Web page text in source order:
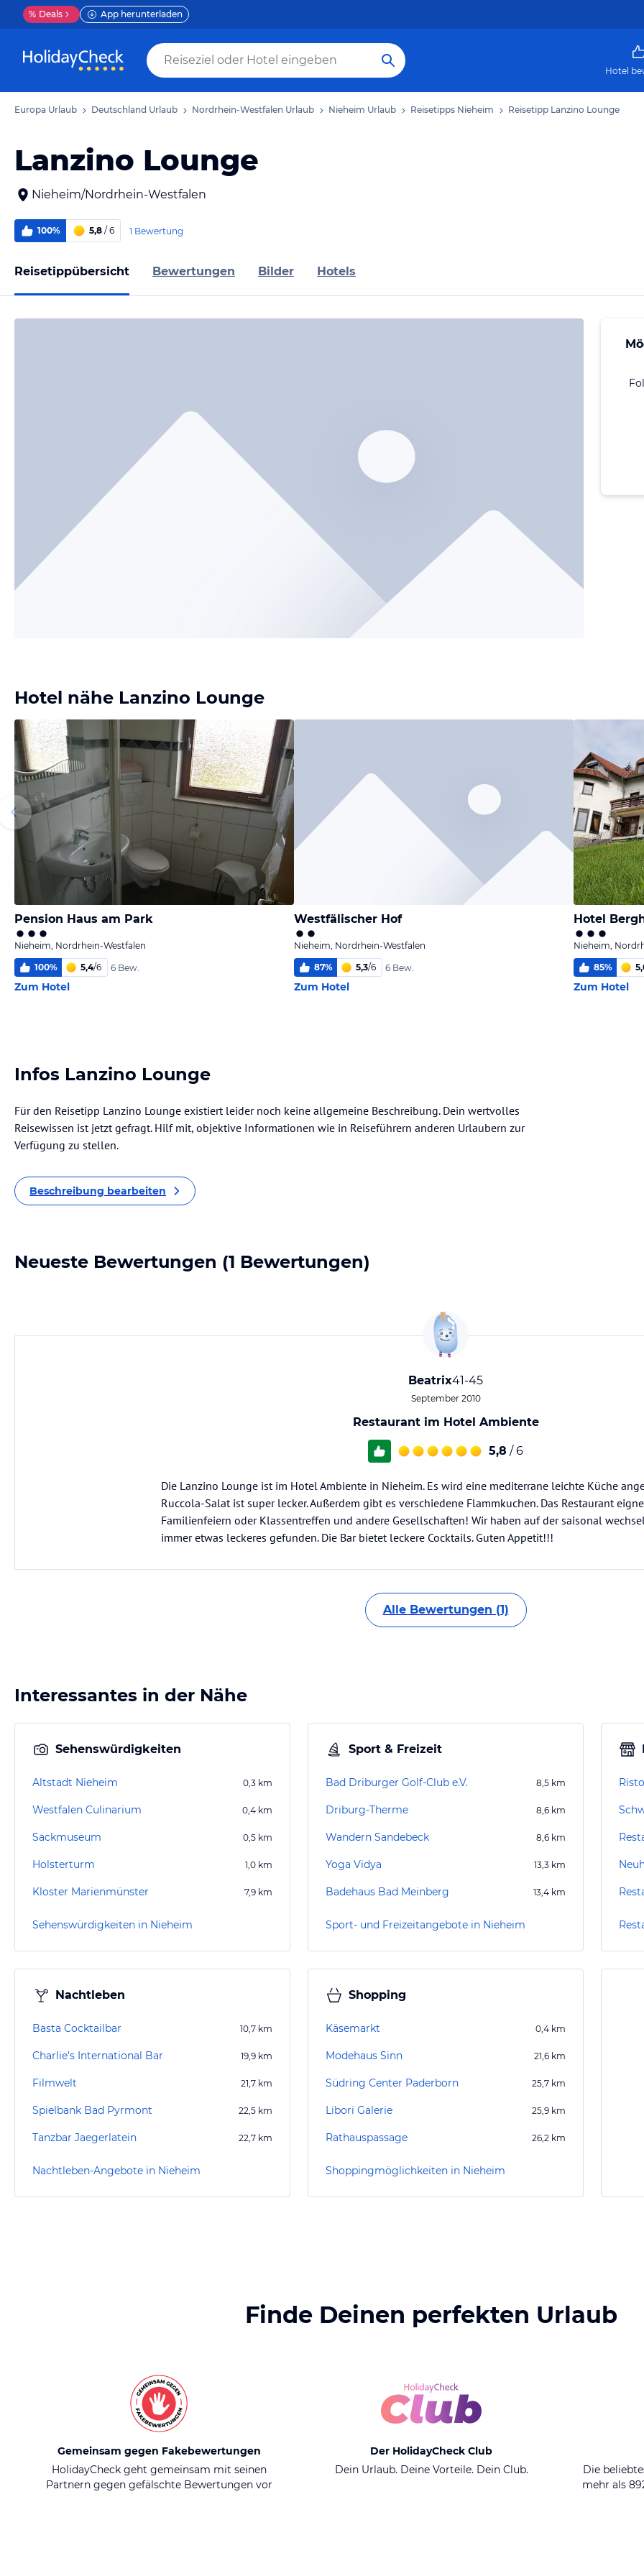
% Deals App herunterladen
Hotel
Europa Urlaub Deutschland Urlaub Nordrhein-Westfalen Urlaub Nieheim Urlaub Reisetipps Nieheim Reisetipp Lanzino Lounge
Lanzino Lounge
Nieheim/Nordrhein-Westfalen
100% 5,8 / 6 1 Bewertung
Reisetippübersicht Bewertungen Bilder Hotels
Hotel nähe Lanzino Lounge
Pension Haus am Park
Nieheim, Nordrhein-Westfalen
100% 5,4/6 6 Bew.
Zum Hotel
Westfälischer Hof
Nieheim, Nordrhein-Westfalen
87% 5,3/6 6 Bew.
Zum Hotel
Hotel
Nieheim,
85%
Zum Hotel
Infos Lanzino Lounge
Für den Reisetipp Lanzino Lounge existiert leider noch keine allgemeine Beschreibung. Dein wertvolles
Reisewissen ist jetzt gefragt. Hilf mit, objektive Informationen wie in Reiseführern anderen Urlaubern zur
Verfügung zu stellen.
Beschreibung bearbeiten
Neueste Bewertungen (1 Bewertungen)
Beatrix41-45
September 2010
Restaurant im Hotel Ambiente
5,8 / 6
Die Lanzino Lounge ist im Hotel Ambiente in Nieheim. Es wird eine mediterrane leichte Küche
Ruccola-Salat ist super lecker. Außerdem gibt es verschiedene Flammkuchen. Das Restaurant
Familienfeiern oder Klassentreffen und andere Gesellschaften! Wir haben auf der saisonal
immer etwas leckeres gefunden. Die Bar bietet leckere Cocktails. Guten Appetit!!!
Alle Bewertungen (1)
Interessantes in der Nähe
Sehenswürdigkeiten
Altstadt Nieheim 0,3 km
Westfalen Culinarium 0,4 km
Sackmuseum 0,5 km
Holsterturm 1,0 km
Kloster Marienmünster 7,9 km
Sehenswürdigkeiten in Nieheim
Sport & Freizeit
Bad Driburger Golf-Club e.V. 8,5 km
Driburg-Therme 8,6 km
Wandern Sandebeck 8,6 km
Yoga Vidya 13,3 km
Badehaus Bad Meinberg 13,4 km
Sport- und Freizeitangebote in Nieheim
Nachtleben
Basta Cocktailbar 10,7 km
Charlie's International Bar 19,9 km
Filmwelt 21,7 km
Spielbank Bad Pyrmont 22,5 km
Tanzbar Jaegerlatein 22,7 km
Nachtleben-Angebote in Nieheim
Shopping
Käsemarkt 0,4 km
Modehaus Sinn 21,6 km
Südring Center Paderborn 25,7 km
Libori Galerie 25,9 km
Rathauspassage 26,2 km
Shoppingmöglichkeiten in Nieheim
Finde Deinen perfekten Urlaub
Gemeinsam gegen Fakebewertungen
HolidayCheck geht gemeinsam mit seinen
Partnern gegen gefälschte Bewertungen vor
Der HolidayCheck Club
Dein Urlaub. Deine Vorteile. Dein Club.
Die
mehr als